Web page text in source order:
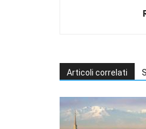
Articoli correlati